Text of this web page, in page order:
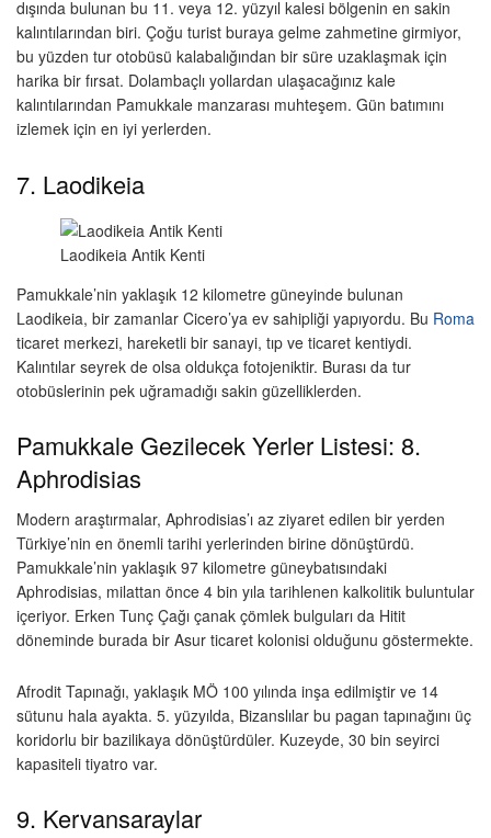
dışında bulunan bu 11. veya 12. yüzyıl kalesi bölgenin en sakin
kalıntılarından biri. Çoğu turist buraya gelme zahmetine girmiyor,
bu yüzden tur otobüsü kalabalığından bir süre uzaklaşmak için
harika bir fırsat. Dolambaçlı yollardan ulaşacağınız kale
kalıntılarından Pamukkale manzarası muhteşem. Gün batımını
izlemek için en iyi yerlerden.
7. Laodikeia
Laodikeia Antik Kenti
Pamukkale’nin yaklaşık 12 kilometre güneyinde bulunan
Laodikeia, bir zamanlar Cicero’ya ev sahipliği yapıyordu. Bu Roma
ticaret merkezi, hareketli bir sanayi, tıp ve ticaret kentiydi.
Kalıntılar seyrek de olsa oldukça fotojeniktir. Burası da tur
otobüslerinin pek uğramadığı sakin güzelliklerden.
Pamukkale Gezilecek Yerler Listesi: 8.
Aphrodisias
Modern araştırmalar, Aphrodisias’ı az ziyaret edilen bir yerden
Türkiye’nin en önemli tarihi yerlerinden birine dönüştürdü.
Pamukkale’nin yaklaşık 97 kilometre güneybatısındaki
Aphrodisias, milattan önce 4 bin yıla tarihlenen kalkolitik buluntular
içeriyor. Erken Tunç Çağı çanak çömlek bulguları da Hitit
döneminde burada bir Asur ticaret kolonisi olduğunu göstermekte.
Afrodit Tapınağı, yaklaşık MÖ 100 yılında inşa edilmiştir ve 14
sütunu hala ayakta. 5. yüzyılda, Bizanslılar bu pagan tapınağını üç
koridorlu bir bazilikaya dönüştürdüler. Kuzeyde, 30 bin seyirci
kapasiteli tiyatro var.
9. Kervansaraylar